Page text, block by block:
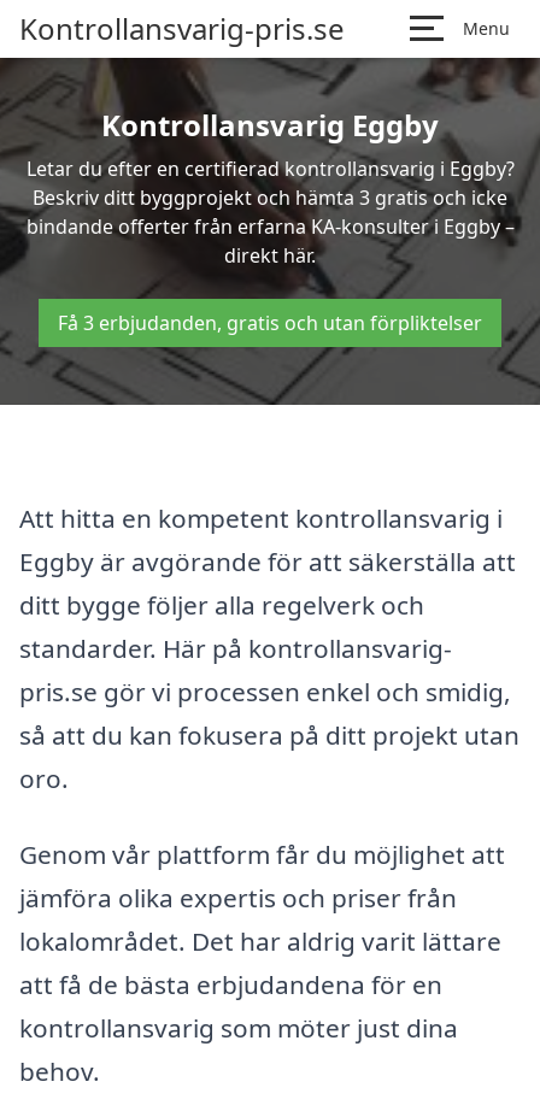
Kontrollansvarig-pris.se Menu
Kontrollansvarig Eggby
Letar du efter en certifierad kontrollansvarig i Eggby?
Beskriv ditt byggprojekt och hämta 3 gratis och icke
bindande offerter från erfarna KA-konsulter i Eggby –
direkt här.
Få 3 erbjudanden, gratis och utan förpliktelser
Att hitta en kompetent kontrollansvarig i
Eggby är avgörande för att säkerställa att
ditt bygge följer alla regelverk och
standarder. Här på kontrollansvarig-
pris.se gör vi processen enkel och smidig,
så att du kan fokusera på ditt projekt utan
oro.
Genom vår plattform får du möjlighet att
jämföra olika expertis och priser från
lokalområdet. Det har aldrig varit lättare
att få de bästa erbjudandena för en
kontrollansvarig som möter just dina
behov.